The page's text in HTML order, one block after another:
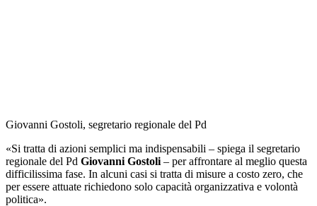
Giovanni Gostoli, segretario regionale del Pd
«Si tratta di azioni semplici ma indispensabili – spiega il segretario
regionale del Pd Giovanni Gostoli – per affrontare al meglio questa
difficilissima fase. In alcuni casi si tratta di misure a costo zero, che
per essere attuate richiedono solo capacità organizzativa e volontà
politica».